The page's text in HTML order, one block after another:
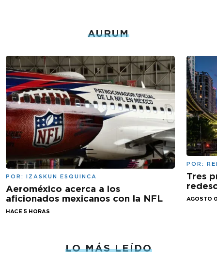
AURUM
POR: IZASKUN ESQUINCA
Aeroméxico acerca a los
aficionados mexicanos con la NFL
HACE 5 HORAS
POR:
Tres
AGOSTO
LO MÁS LEÍDO